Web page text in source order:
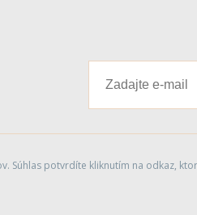
potvrdíte kliknutím na odkaz,